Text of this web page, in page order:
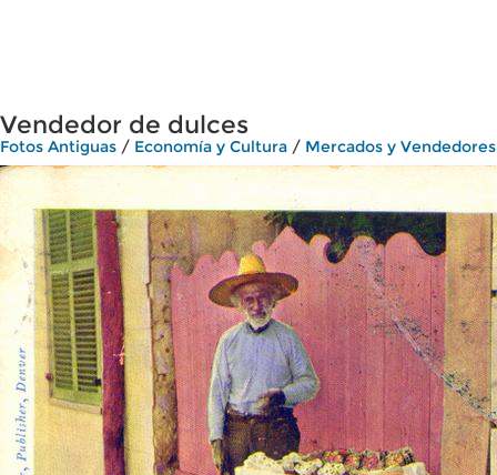
Vendedor de dulces
Fotos Antiguas / Economía y Cultura / Mercados y Vendedores